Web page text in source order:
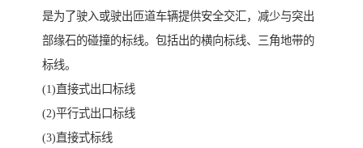
是为了驶入或驶出匝道车辆提供安全交汇，减少与突出
部缘石的碰撞的标线。包括出的横向标线、三角地带的
标线。
(1)直接式出口标线
(2)平行式出口标线
(3)直接式标线